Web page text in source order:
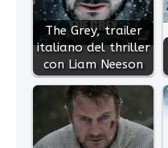
The Grey, trailer
italiano del thriller
con Liam Neeson